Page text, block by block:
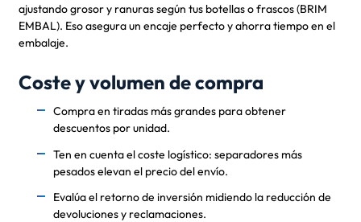
ajustando grosor y ranuras según tus botellas o frascos (BRIM
EMBAL). Eso asegura un encaje perfecto y ahorra tiempo en el
embalaje.
Coste y volumen de compra
Compra en tiradas más grandes para obtener
descuentos por unidad.
Ten en cuenta el coste logístico: separadores más
pesados elevan el precio del envío.
Evalúa el retorno de inversión midiendo la reducción de
devoluciones y reclamaciones.